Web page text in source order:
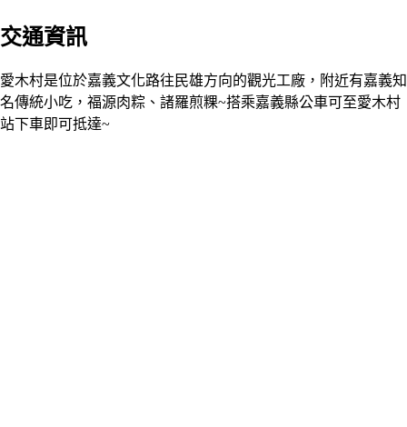
交通資訊
愛木村是位於嘉義文化路往民雄方向的觀光工廠，附近有嘉義知
名傳統小吃，福源肉粽、諸羅煎粿~搭乘嘉義縣公車可至愛木村
站下車即可抵達~